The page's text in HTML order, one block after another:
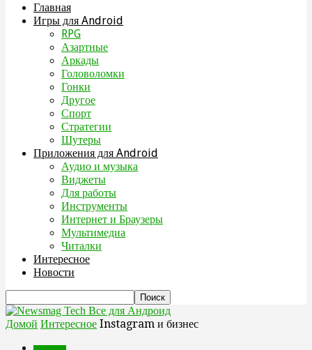
Главная
Игры для Android
RPG
Азартные
Аркады
Головоломки
Гонки
Другое
Спорт
Стратегии
Шутеры
Приложения для Android
Аудио и музыка
Виджеты
Для работы
Инструменты
Интернет и Браузеры
Мультимедиа
Читалки
Интересное
Новости
Все для Андроид
Домой Интересное Instagram и бизнес